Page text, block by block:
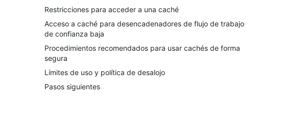
Restricciones para acceder a una caché
Acceso a caché para desencadenadores de flujo de trabajo
de confianza baja
Procedimientos recomendados para usar cachés de forma
segura
Límites de uso y política de desalojo
Pasos siguientes